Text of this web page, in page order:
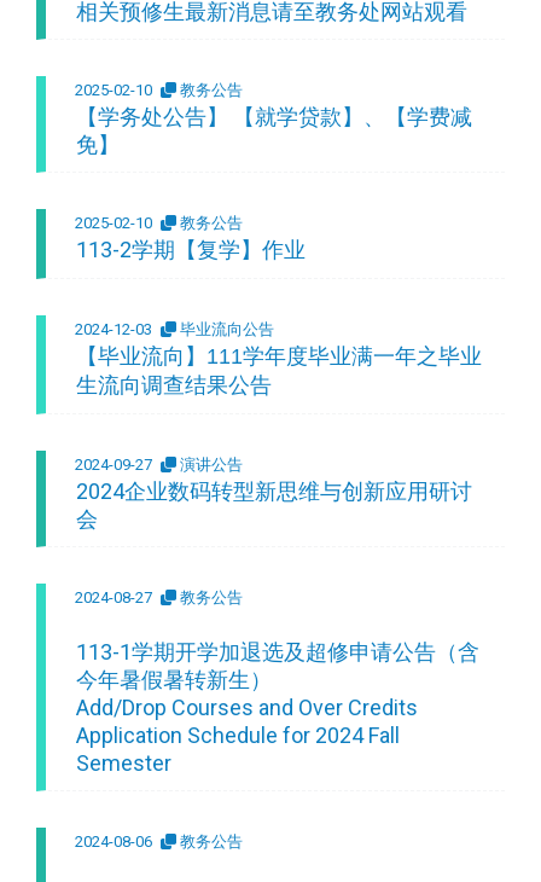
相关预修生最新消息请至教务处网站观看
2025-02-10 教务公告
【学务处公告】 【就学贷款】、【学费减
免】
2025-02-10 教务公告
113-2学期【复学】作业
2024-12-03 毕业流向公告
【毕业流向】111学年度毕业满一年之毕业
生流向调查结果公告
2024-09-27 演讲公告
2024企业数码转型新思维与创新应用研讨
会
2024-08-27 教务公告
113-1学期开学加退选及超修申请公告（含
今年暑假暑转新生）
Add/Drop Courses and Over Credits
Application Schedule for 2024 Fall
Semester
2024-08-06 教务公告